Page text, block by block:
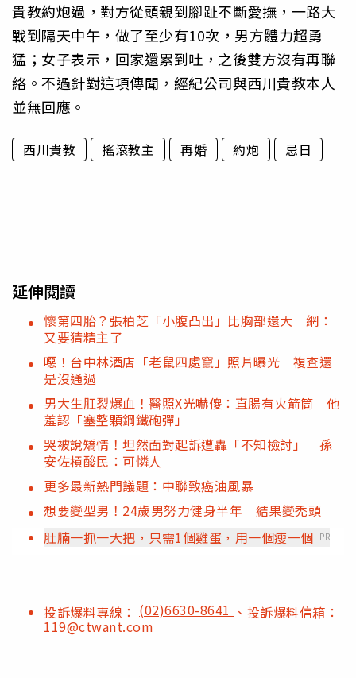
貴教約炮過，對方從頭親到腳趾不斷愛撫，一路大
戰到隔天中午，做了至少有10次，男方體力超勇
猛；女子表示，回家還累到吐，之後雙方沒有再聯
絡。不過針對這項傳聞，經紀公司與西川貴教本人
並無回應。
西川貴教 搖滾教主 再婚 約炮 忌日
延伸閱讀
懷第四胎？張柏芝「小腹凸出」比胸部還大 網：
又要猜精主了
噁！台中林酒店「老鼠四處竄」照片曝光 複查還
是沒通過
男大生肛裂爆血！醫照X光嚇傻：直腸有火箭筒 他
羞認「塞整顆鋼鐵砲彈」
哭被說矯情！坦然面對起訴遭轟「不知檢討」 孫
安佐槓酸民：可憐人
更多最新熱門議題：中聯致癌油風暴
想要變型男！24歲男努力健身半年 結果變禿頭
肚腩一抓一大把，只需1個雞蛋，用一個瘦一個 PR
投訴爆料專線： (02)6630-8641 、投訴爆料信箱：
119@ctwant.com